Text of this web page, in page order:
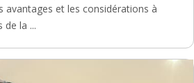
avantages et les considérations à
la ...